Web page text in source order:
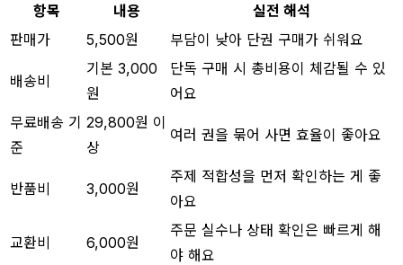
항목 내용
실전 해석
판매가
5,500원 부담이 낮아 단권 구매가 쉬워요
배송비
기본 3,000
원
단독 구매 시 총비용이 체감될 수 있
어요
무료배송 기
준
29,800원 이
상
여러 권을 묶어 사면 효율이 좋아요
반품비 3,000원
주제 적합성을 먼저 확인하는 게 좋
아요
교환비 6,000원
주문 실수나 상태 확인은 빠르게 해
야 해요